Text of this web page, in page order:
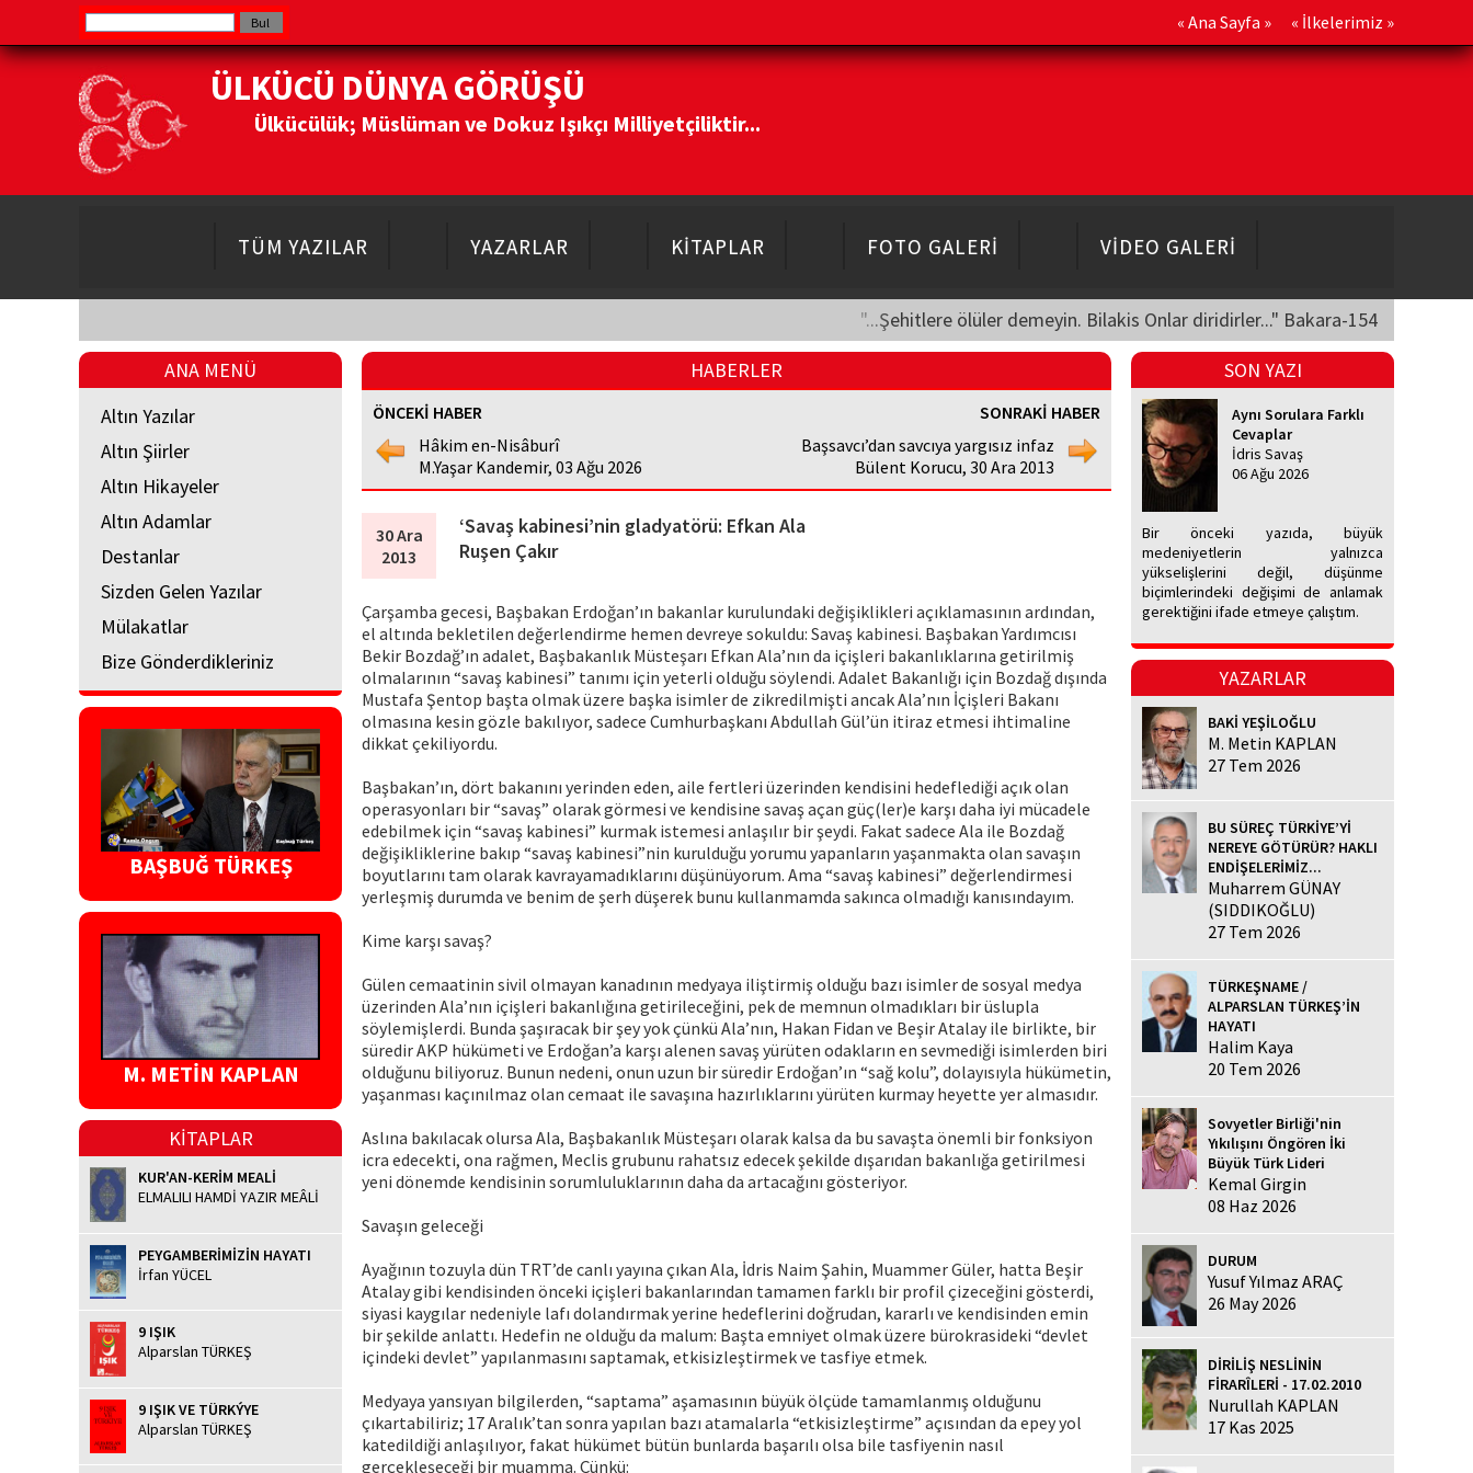
« Ana Sayfa » « İlkelerimiz »
ÜLKÜCÜ DÜNYA GÖRÜŞÜ
Ülkücülük; Müslüman ve Dokuz Işıkçı Milliyetçiliktir...
TÜM YAZILAR YAZARLAR KİTAPLAR FOTO GALERİ VİDEO GALERİ
"...Şehitlere ölüler demeyin. Bilakis Onlar diridirler..." Bakara-154
ANA MENÜ
Altın Yazılar
Altın Şiirler
Altın Hikayeler
Altın Adamlar
Destanlar
Sizden Gelen Yazılar
Mülakatlar
Bize Gönderdikleriniz
BAŞBUĞ TÜRKEŞ
M. METİN KAPLAN
KİTAPLAR
KUR'AN-KERİM MEALİ
ELMALILI HAMDİ YAZIR MEÂLİ
PEYGAMBERİMİZİN HAYATI
İrfan YÜCEL
9 IŞIK
Alparslan TÜRKEŞ
9 IŞIK VE TÜRKÝYE
Alparslan TÜRKEŞ
HABERLER
ÖNCEKİ HABER
Hâkim en-Nisâburî
M.Yaşar Kandemir, 03 Ağu 2026
SONRAKİ HABER
Başsavcı’dan savcıya yargısız infaz
Bülent Korucu, 30 Ara 2013
30 Ara
2013
‘Savaş kabinesi’nin gladyatörü: Efkan Ala
Ruşen Çakır
Çarşamba gecesi, Başbakan Erdoğan’ın bakanlar kurulundaki değişiklikleri açıklamasının ardından,
el altında bekletilen değerlendirme hemen devreye sokuldu: Savaş kabinesi. Başbakan Yardımcısı
Bekir Bozdağ’ın adalet, Başbakanlık Müsteşarı Efkan Ala’nın da içişleri bakanlıklarına getirilmiş
olmalarının “savaş kabinesi” tanımı için yeterli olduğu söylendi. Adalet Bakanlığı için Bozdağ dışında
Mustafa Şentop başta olmak üzere başka isimler de zikredilmişti ancak Ala’nın İçişleri Bakanı
olmasına kesin gözle bakılıyor, sadece Cumhurbaşkanı Abdullah Gül’ün itiraz etmesi ihtimaline
dikkat çekiliyordu.
Başbakan’ın, dört bakanını yerinden eden, aile fertleri üzerinden kendisini hedeflediği açık olan
operasyonları bir “savaş” olarak görmesi ve kendisine savaş açan güç(ler)e karşı daha iyi mücadele
edebilmek için “savaş kabinesi” kurmak istemesi anlaşılır bir şeydi. Fakat sadece Ala ile Bozdağ
değişikliklerine bakıp “savaş kabinesi”nin kurulduğu yorumu yapanların yaşanmakta olan savaşın
boyutlarını tam olarak kavrayamadıklarını düşünüyorum. Ama “savaş kabinesi” değerlendirmesi
yerleşmiş durumda ve benim de şerh düşerek bunu kullanmamda sakınca olmadığı kanısındayım.
Kime karşı savaş?
Gülen cemaatinin sivil olmayan kanadının medyaya iliştirmiş olduğu bazı isimler de sosyal medya
üzerinden Ala’nın içişleri bakanlığına getirileceğini, pek de memnun olmadıkları bir üslupla
söylemişlerdi. Bunda şaşıracak bir şey yok çünkü Ala’nın, Hakan Fidan ve Beşir Atalay ile birlikte, bir
süredir AKP hükümeti ve Erdoğan’a karşı alenen savaş yürüten odakların en sevmediği isimlerden biri
olduğunu biliyoruz. Bunun nedeni, onun uzun bir süredir Erdoğan’ın “sağ kolu”, dolayısıyla hükümetin,
yaşanması kaçınılmaz olan cemaat ile savaşına hazırlıklarını yürüten kurmay heyette yer almasıdır.
Aslına bakılacak olursa Ala, Başbakanlık Müsteşarı olarak kalsa da bu savaşta önemli bir fonksiyon
icra edecekti, ona rağmen, Meclis grubunu rahatsız edecek şekilde dışarıdan bakanlığa getirilmesi
yeni dönemde kendisinin sorumluluklarının daha da artacağını gösteriyor.
Savaşın geleceği
Ayağının tozuyla dün TRT’de canlı yayına çıkan Ala, İdris Naim Şahin, Muammer Güler, hatta Beşir
Atalay gibi kendisinden önceki içişleri bakanlarından tamamen farklı bir profil çizeceğini gösterdi,
siyasi kaygılar nedeniyle lafı dolandırmak yerine hedeflerini doğrudan, kararlı ve kendisinden emin
bir şekilde anlattı. Hedefin ne olduğu da malum: Başta emniyet olmak üzere bürokrasideki “devlet
içindeki devlet” yapılanmasını saptamak, etkisizleştirmek ve tasfiye etmek.
Medyaya yansıyan bilgilerden, “saptama” aşamasının büyük ölçüde tamamlanmış olduğunu
çıkartabiliriz; 17 Aralık’tan sonra yapılan bazı atamalarla “etkisizleştirme” açısından da epey yol
katedildiği anlaşılıyor, fakat hükümet bütün bunlarda başarılı olsa bile tasfiyenin nasıl
gerçekleşeceği bir muamma. Çünkü:
SON YAZI
Aynı Sorulara Farklı
Cevaplar
İdris Savaş
06 Ağu 2026
Bir önceki yazıda, büyük
medeniyetlerin yalnızca
yükselişlerini değil, düşünme
biçimlerindeki değişimi de anlamak
gerektiğini ifade etmeye çalıştım.
YAZARLAR
BAKİ YEŞİLOĞLU
M. Metin KAPLAN
27 Tem 2026
BU SÜREÇ TÜRKİYE’Yİ
NEREYE GÖTÜRÜR? HAKLI
ENDİŞELERİMİZ...
Muharrem GÜNAY
(SIDDIKOĞLU)
27 Tem 2026
TÜRKEŞNAME /
ALPARSLAN TÜRKEŞ’İN
HAYATI
Halim Kaya
20 Tem 2026
Sovyetler Birliği'nin
Yıkılışını Öngören İki
Büyük Türk Lideri
Kemal Girgin
08 Haz 2026
DURUM
Yusuf Yılmaz ARAÇ
26 May 2026
DİRİLİŞ NESLİNİN
FİRARÎLERİ - 17.02.2010
Nurullah KAPLAN
17 Kas 2025